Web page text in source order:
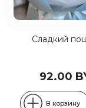
Сладкий
92.00
В корзину